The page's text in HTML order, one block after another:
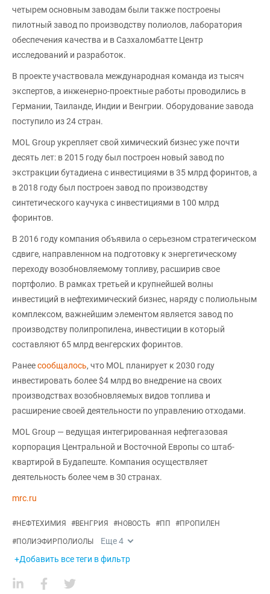
четырем основным заводам были также построены
пилотный завод по производству полиолов, лаборатория
обеспечения качества и в Сазхаломбатте Центр
исследований и разработок.
В проекте участвовала международная команда из тысяч
экспертов, а инженерно-проектные работы проводились в
Германии, Таиланде, Индии и Венгрии. Оборудование завода
поступило из 24 стран.
MOL Group укрепляет свой химический бизнес уже почти
десять лет: в 2015 году был построен новый завод по
экстракции бутадиена с инвестициями в 35 млрд форинтов, а
в 2018 году был построен завод по производству
синтетического каучука с инвестициями в 100 млрд
форинтов.
В 2016 году компания объявила о серьезном стратегическом
сдвиге, направленном на подготовку к энергетическому
переходу возобновляемому топливу, расширив свое
портфолио. В рамках третьей и крупнейшей волны
инвестиций в нефтехимический бизнес, наряду с полиольным
комплексом, важнейшим элементом является завод по
производству полипропилена, инвестиции в который
составляют 65 млрд венгерских форинтов.
Ранеесообщалось, что MOL планирует к 2030 году
инвестировать более $4 млрд во внедрение на своих
производствах возобновляемых видов топлива и
расширение своей деятельности по управлению отходами.
MOL Group — ведущая интегрированная нефтегазовая
корпорация Центральной и Восточной Европы со штаб-
квартирой в Будапеште. Компания осуществляет
деятельность более чем в 30 странах.
mrc.ru
#НЕФТЕХИМИЯ #ВЕНГРИЯ #НОВОСТЬ #ПП #ПРОПИЛЕН
#ПОЛИЭФИРПОЛИОЛЫ Еще4
+Добавить все теги в фильтр